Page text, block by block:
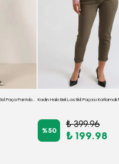
Kadın Haki Yüksek Bel Önden Pile Detaylı Bol Paça Pantolon ARM-26K136041
%50
₺ 399.96
₺ 199.98